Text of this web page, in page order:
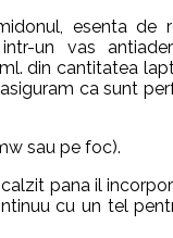
esenta de
un vas
din cantitatea
ca sunt
sau pe foc).
pana il
cu un tel